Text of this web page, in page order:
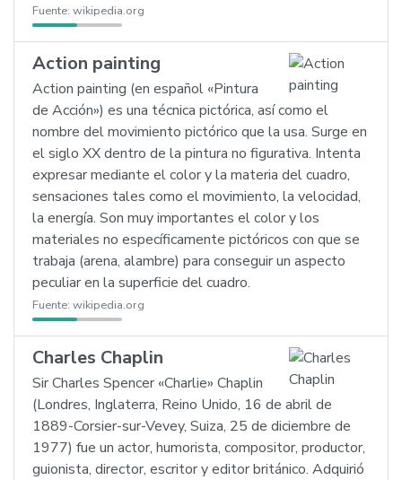
Fuente: wikipedia.org
Action painting
Action painting (en español «Pintura
de Acción») es una técnica pictórica, así como el
nombre del movimiento pictórico que la usa. Surge en
el siglo XX dentro de la pintura no figurativa. Intenta
expresar mediante el color y la materia del cuadro,
sensaciones tales como el movimiento, la velocidad,
la energía. Son muy importantes el color y los
materiales no específicamente pictóricos con que se
trabaja (arena, alambre) para conseguir un aspecto
peculiar en la superficie del cuadro.
Fuente: wikipedia.org
Charles Chaplin
Sir Charles Spencer «Charlie» Chaplin
(Londres, Inglaterra, Reino Unido, 16 de abril de
1889-Corsier-sur-Vevey, Suiza, 25 de diciembre de
1977) fue un actor, humorista, compositor, productor,
guionista, director, escritor y editor británico. Adquirió